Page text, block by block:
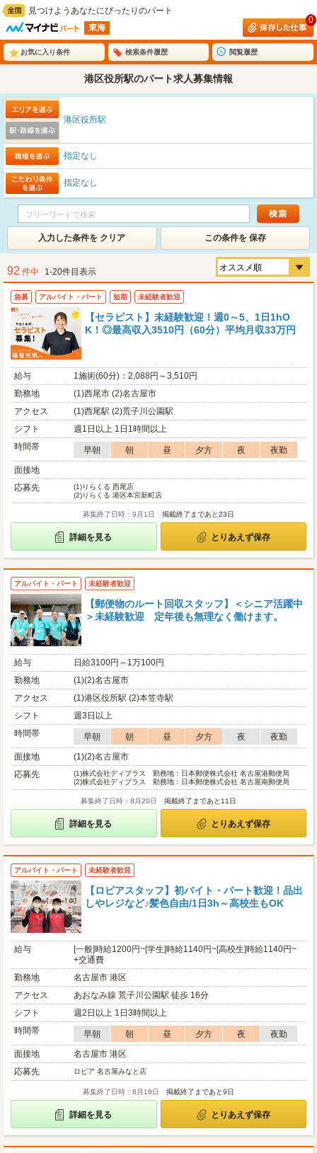
見つけようあなたにぴったりのパート
東海
0
お気に入り条件 検索条件履歴 閲覧履歴
港区役所駅のパート求人募集情報
港区役所駅
指定なし
指定なし
入力した条件を クリア この条件を 保存
92 件中 1-20件目表示
急募 アルバイト・パート 短期 未経験者歓迎
【セラピスト】未経験歓迎！週0～5、1日1hO
K！◎最高収入3510円（60分）平均月収33万円
給与
1施術(60分)：2,088円～3,510円
勤務地
(1)西尾市 (2)名古屋市
アクセス
(1)西尾駅 (2)荒子川公園駅
シフト
週1日以上 1日1時間以上
時間帯
早朝 朝 昼 夕方 夜
夜勤
面接地
応募先
(1)りらくる 西尾店
(2)りらくる 港区本宮新町店
募集終了日時：9月1日 掲載終了まであと23日
詳細を見る とりあえず保存
アルバイト・パート 未経験者歓迎
【郵便物のルート回収スタッフ】＜シニア活躍中
＞未経験歓迎 定年後も無理なく働けます。
給与
日給3100円～1万100円
勤務地
(1)(2)名古屋市
アクセス
(1)港区役所駅 (2)本笠寺駅
シフト
週3日以上
時間帯
早朝 朝 昼 夕方 夜
夜勤
面接地
(1)(2)名古屋市
応募先
(1)株式会社ディプラス 勤務地：日本郵便株式会社 名古屋港郵便局
(2)株式会社ディプラス 勤務地：日本郵便株式会社 名古屋南郵便局
募集終了日時：8月20日 掲載終了まであと11日
詳細を見る とりあえず保存
アルバイト・パート 未経験者歓迎
【ロピアスタッフ】初バイト・パート歓迎！品出
しやレジなど♪髪色自由/1日3h～高校生もOK
給与
[一般]時給1200円~[学生]時給1140円~[高校生]時給1140円~
+交通費
勤務地
名古屋市 港区
アクセス
あおなみ線 荒子川公園駅 徒歩 16分
シフト
週2日以上 1日3時間以上
時間帯
早朝 朝 昼 夕方 夜
夜勤
面接地
名古屋市 港区
応募先
ロピア 名古屋みなと店
募集終了日時：8月18日 掲載終了まであと9日
詳細を見る とりあえず保存